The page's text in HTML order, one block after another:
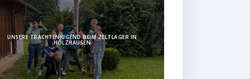
UNSERE TRACHTENJUGEND BEIM ZELTLAGER IN
HOLZHAUSEN